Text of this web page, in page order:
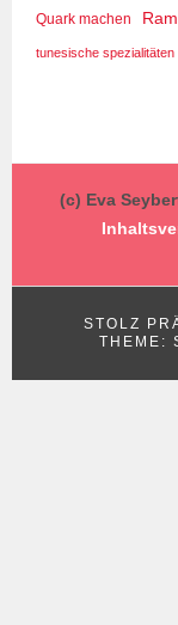
Quark machen
tunesische spezialitäten
(c) Eva
STOLZ
THEME: